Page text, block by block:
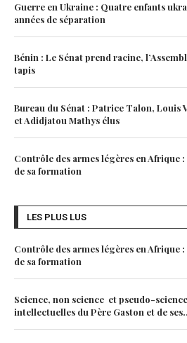
Guerre en Ukraine : Quatre enfants
années de séparation
Bénin : Le Sénat prend racine,
tapis
Bureau du Sénat : Patrice Talon, Louis
et Adidjatou Mathys élus
Contrôle des armes légères en Afrique
de sa formation
LES PLUS LUS
Contrôle des armes légères en Afrique
de sa formation
Science, non science et pseudo-
intellectuelles du Père Gaston et de